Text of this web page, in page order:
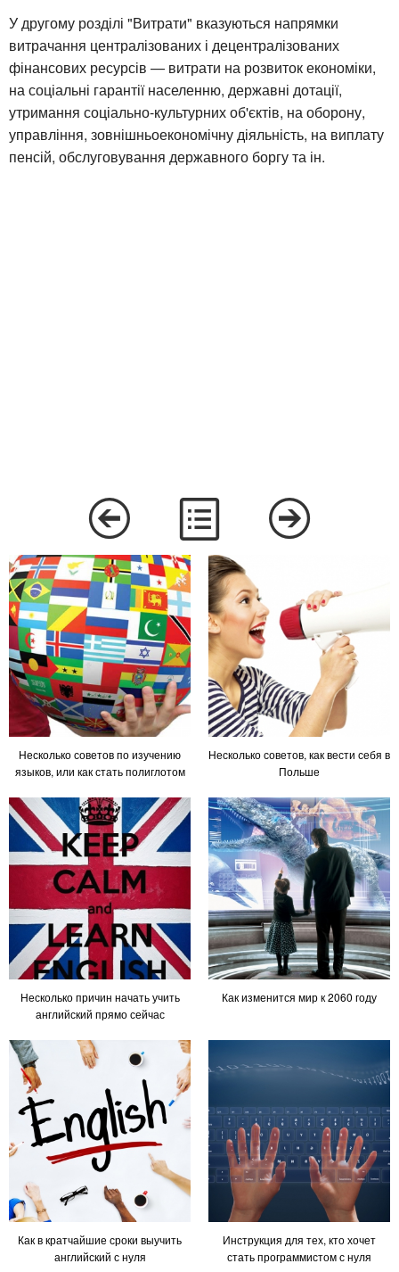
У другому розділі "Витрати" вказуються напрямки
витрачання централізованих і децентралізованих
фінансових ресурсів — витрати на розвиток економіки,
на соціальні гарантії населенню, державні дотації,
утримання соціально-культурних об'єктів, на оборону,
управління, зовнішньоекономічну діяльність, на виплату
пенсій, обслуговування державного боргу та ін.
Несколько советов по изучению
языков, или как стать полиглотом
Несколько советов, как вести себя в
Польше
Несколько причин начать учить
английский прямо сейчас
Как изменится мир к 2060 году
Как в кратчайшие сроки выучить
английский с нуля
Инструкция для тех, кто хочет
стать программистом с нуля